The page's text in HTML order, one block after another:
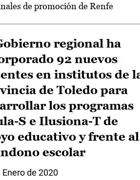
de promoción de Renfe
regional ha
92 nuevos
en institutos de
de Toledo para
los programas
S e Ilusiona-T de
educativo y frente al
escolar
Enero de 2020